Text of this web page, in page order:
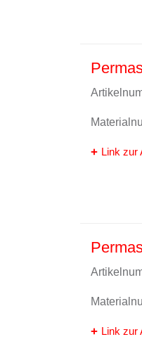
Link zur
Link zur